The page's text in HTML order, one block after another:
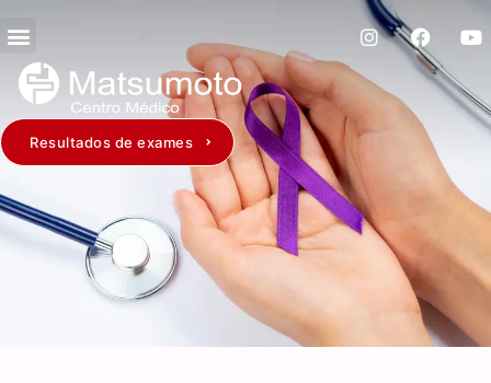
Resultados de exames